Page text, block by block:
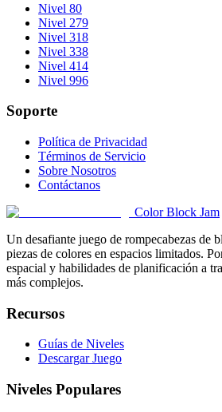
Nivel 80
Nivel 279
Nivel 318
Nivel 338
Nivel 414
Nivel 996
Soporte
Política de Privacidad
Términos de Servicio
Sobre Nosotros
Contáctanos
Color Block Jam
Un desafiante juego de rompecabezas de
piezas de colores en espacios limitados.
espacial y habilidades de planificación a
más complejos.
Recursos
Guías de Niveles
Descargar Juego
Niveles Populares